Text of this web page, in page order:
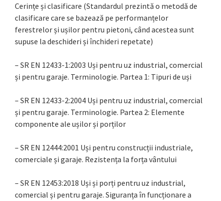
Cerințe și clasificare (Standardul prezintă o metodă de
clasificare care se bazează pe performanțelor
ferestrelor și ușilor pentru pietoni, când acestea sunt
supuse la deschideri și închideri repetate)
– SR EN 12433-1:2003 Uși pentru uz industrial, comercial
și pentru garaje. Terminologie. Partea 1: Tipuri de uși
– SR EN 12433-2:2004 Uși pentru uz industrial, comercial
și pentru garaje. Terminologie. Partea 2: Elemente
componente ale ușilor și porților
– SR EN 12444:2001 Uși pentru construcții industriale,
comerciale și garaje. Rezistența la forța vântului
– SR EN 12453:2018 Uși și porți pentru uz industrial,
comercial și pentru garaje. Siguranța în funcționare a